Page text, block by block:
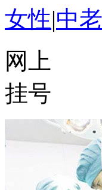
女性|中
网上
挂号